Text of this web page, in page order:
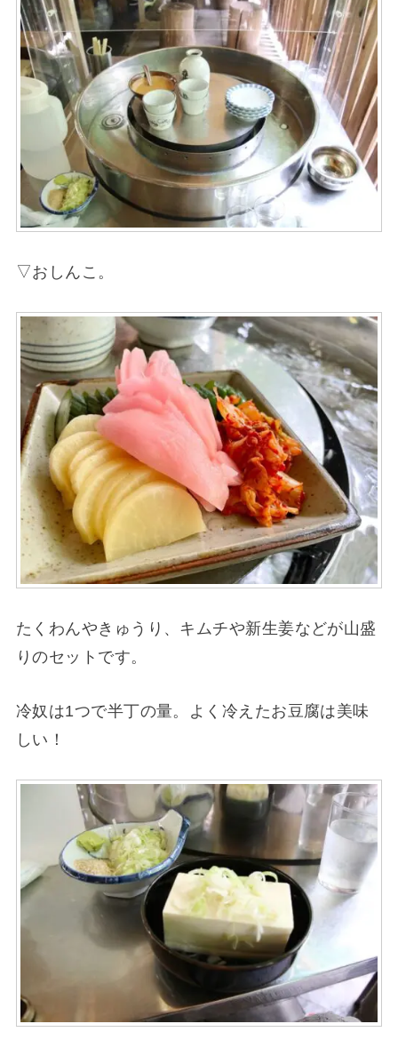
▽おしんこ。
たくわんやきゅうり、キムチや新生姜などが山盛
りのセットです。
冷奴は1つで半丁の量。よく冷えたお豆腐は美味
しい！